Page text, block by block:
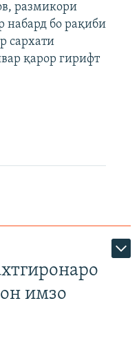
480p
360p
480p
размикори
набард бо рақиби
сархати
қарор гирифт
имзо